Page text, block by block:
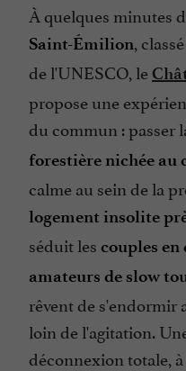
À quelques minutes
Saint-Émilion ,
de l'UNESCO, le
propose une
du commun : passer
forestière nichée au
calme au sein de la
logement insolite
séduit les couples
amateurs de slow
rêvent de s'endormir
loin de l'agitation.
déconnexion totale,